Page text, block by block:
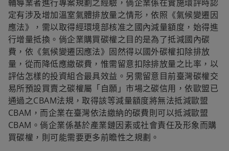
輔導業者進行專案規劃之經驗，倘企業係在實施環評時認
定有涉及增加溫室氣體排放量之情形，依照《氣候變遷因
應法》，需以取得經環境部核准之國內減量額度，始得進
行增量抵換。倘企業購買碳權之目的是為了抵減國內碳
費，依《氣候變遷因應法》固然得以國外碳權扣除排放
量，從而降低應繳碳費，惟需留意扣除排放量之比率，以
評估怎樣的投資組合最具效益。另需留意目前臺灣碳權交
易所預設買賣之碳權屬「自願」市場之碳信用，依歐盟已
通過之CBAM法規，取得該等減量額度將無法抵減歐盟
CBAM，而企業在臺灣依法繳納的碳費則可以抵減歐盟
CBAM。倘企業係基於產業鏈因素或社會責任及形象而購
買碳權，則可能需要更多前瞻性之規劃。